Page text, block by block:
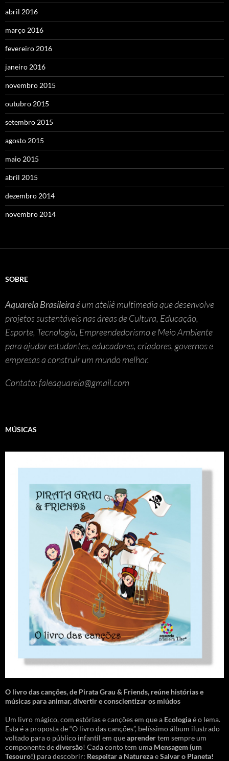
abril 2016
março 2016
fevereiro 2016
janeiro 2016
novembro 2015
outubro 2015
setembro 2015
agosto 2015
maio 2015
abril 2015
dezembro 2014
novembro 2014
SOBRE
Aquarela Brasileiraé um ateliê multimedia que desenvolve
projetos sustentáveis nas áreas de Cultura, Educação,
Esporte, Tecnologia, Empreendedorismo e Meio Ambiente
para ajudar estudantes, educadores, criadores, governos e
empresas a construir um mundo melhor.
Contato: faleaquarela@gmail.com
MÚSICAS
O livro das canções,de Pirata Grau & Friends, reúne histórias e
músicas para animar, divertir e conscientizar os miúdos
Um livro mágico, com estórias e canções em que a Ecologiaé o lema.
Esta é a proposta de “O livro das canções”, belíssimo álbum ilustrado
voltado para o público infantil em queaprendertem sempre um
componente dediversão! Cada conto tem uma Mensagem (um
Tesouro!) para descobrir: Respeitar a NaturezaeSalvar o Planeta!